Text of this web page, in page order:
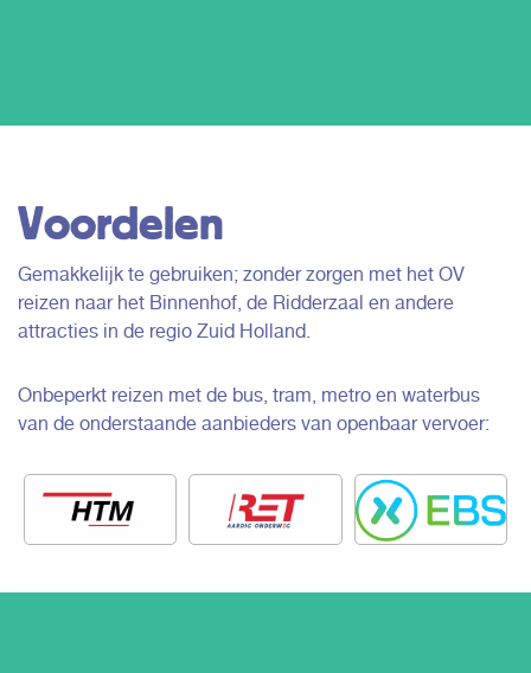
Voordelen
Gemakkelijk te gebruiken; zonder zorgen met het OV
reizen naar het Binnenhof, de Ridderzaal en andere
attracties in de regio Zuid Holland.
Onbeperkt reizen met de bus, tram, metro en waterbus
van de onderstaande aanbieders van openbaar vervoer: